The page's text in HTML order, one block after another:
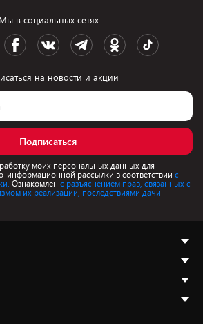
Мы в социальных сетях
на новости и акции
Подписаться
моих персональных данных для
информационной рассылки в соответствии с
Ознакомлен с разъяснением прав, связанных с
их реализации, последствиями дачи